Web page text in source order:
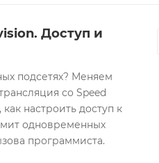
Доступ и
подсетях? Меняем
со Speed
настроить доступ к
одновременных
программиста.